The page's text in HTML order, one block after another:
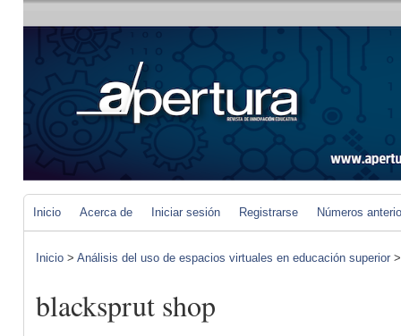
Inicio Acerca de Iniciar sesión Registrarse Números
Inicio > Análisis del uso de espacios virtuales en educación superior
blacksprut shop